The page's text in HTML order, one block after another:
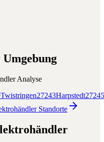
Analyse
Twistringen27243Harpstedt27245
Standorte